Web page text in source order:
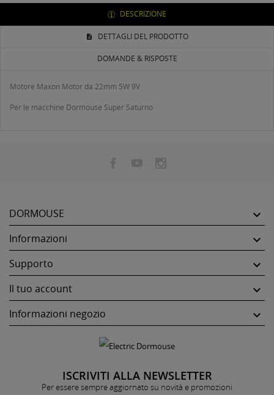
DESCRIZIONE
DETTAGLI DEL PRODOTTO
DOMANDE & RISPOSTE
Motore Maxon Motor da 22mm 5W 9V
Per le macchine Dormouse Super Saturno
DORMOUSE 
Informazioni 
Supporto 
Il tuo account 
Informazioni negozio 
ISCRIVITI ALLA NEWSLETTER
Per essere sempre aggiornato su novità e promozioni